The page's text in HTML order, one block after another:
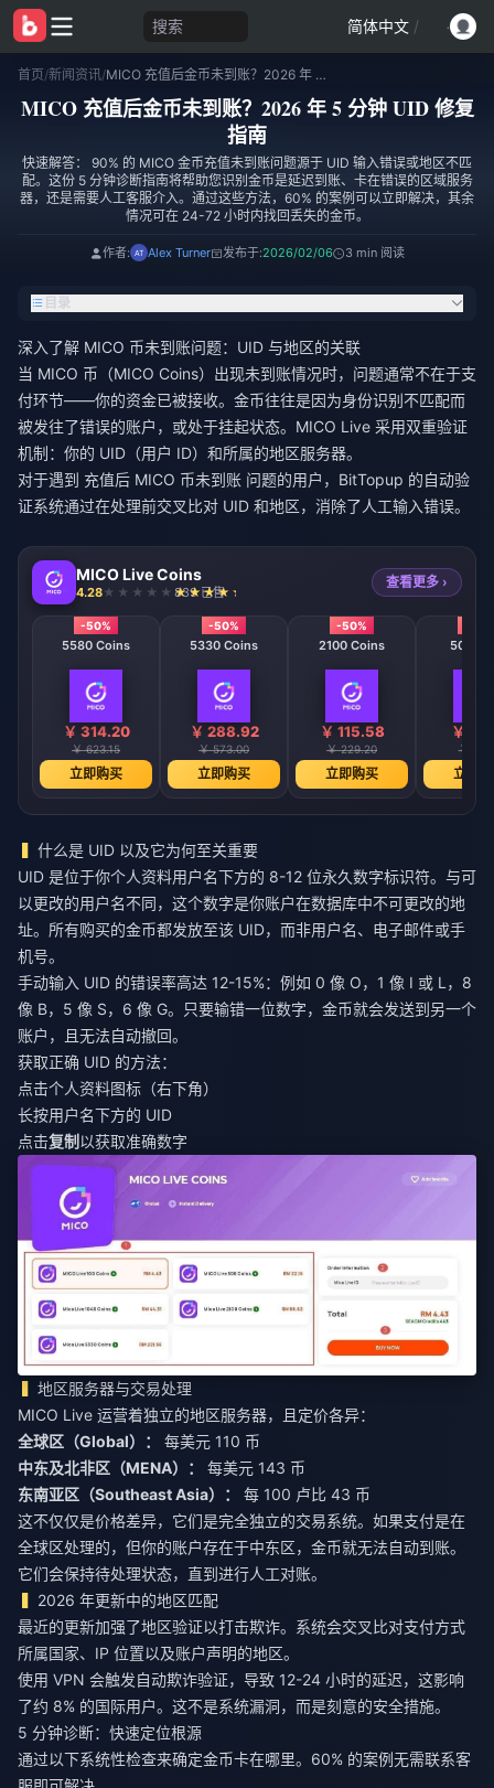
搜索 简体中文 /
首页/新闻资讯/ MICO 充值后金币未到账？2026 年 5 分钟 UID 修复指南
MICO 充值后金币未到账？2026 年 5 分钟 UID 修复
指南
快速解答： 90% 的 MICO 金币充值未到账问题源于 UID 输入错误或地区不匹
配。这份 5 分钟诊断指南将帮助您识别金币是延迟到账、卡在错误的区域服务
器，还是需要人工客服介入。通过这些方法，60% 的案例可以立即解决，其余
情况可在 24-72 小时内找回丢失的金币。
作者: Alex Turner 发布于:2026/02/06 3 min 阅读
目录
深入了解 MICO 币未到账问题：UID 与地区的关联
当 MICO 币（MICO Coins）出现未到账情况时，问题通常不在于支
付环节——你的资金已被接收。金币往往是因为身份识别不匹配而
被发往了错误的账户，或处于挂起状态。MICO Live 采用双重验证
机制：你的 UID（用户 ID）和所属的地区服务器。
对于遇到 充值后 MICO 币未到账 问题的用户，BitTopup 的自动验
证系统通过在处理前交叉比对 UID 和地区，消除了人工输入错误。
MICO Live Coins
4.28 839 已售
查看更多 ›
-50%
5580 Coins
￥ 314.20
￥ 623.15
立即购买
-50%
5330 Coins
￥ 288.92
￥ 573.00
立即购买
-50%
2100 Coins
￥ 115.58
￥ 229.20
立即购买
508
￥
￥
立即
什么是 UID 以及它为何至关重要
UID 是位于你个人资料用户名下方的 8-12 位永久数字标识符。与可
以更改的用户名不同，这个数字是你账户在数据库中不可更改的地
址。所有购买的金币都发放至该 UID，而非用户名、电子邮件或手
机号。
手动输入 UID 的错误率高达 12-15%：例如 0 像 O，1 像 I 或 L，8
像 B，5 像 S，6 像 G。只要输错一位数字，金币就会发送到另一个
账户，且无法自动撤回。
获取正确 UID 的方法：
点击个人资料图标（右下角）
长按用户名下方的 UID
点击复制 以获取准确数字
地区服务器与交易处理
MICO Live 运营着独立的地区服务器，且定价各异：
全球区（Global）：
每美元 110 币
中东及北非区（MENA）：
每美元 143 币
东南亚区（Southeast Asia）：
每 100 卢比 43 币
这不仅仅是价格差异，它们是完全独立的交易系统。如果支付是在
全球区处理的，但你的账户存在于中东区，金币就无法自动到账。
它们会保持待处理状态，直到进行人工对账。
2026 年更新中的地区匹配
最近的更新加强了地区验证以打击欺诈。系统会交叉比对支付方式
所属国家、IP 位置以及账户声明的地区。
使用 VPN 会触发自动欺诈验证，导致 12-24 小时的延迟，这影响
了约 8% 的国际用户。这不是系统漏洞，而是刻意的安全措施。
5 分钟诊断：快速定位根源
通过以下系统性检查来确定金币卡在哪里。60% 的案例无需联系客